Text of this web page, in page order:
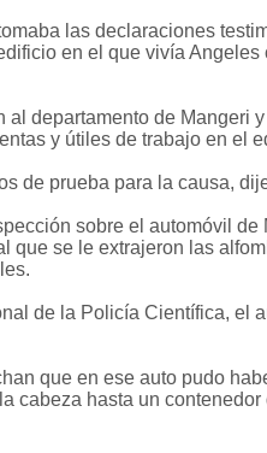
las declaraciones
en el que vivía Angeles
departamento de Mangeri
y útiles de trabajo en el
de prueba para la causa,
sobre el automóvil de
que se le extrajeron las
de la Policía Científica, el
que en ese auto pudo
cabeza hasta un